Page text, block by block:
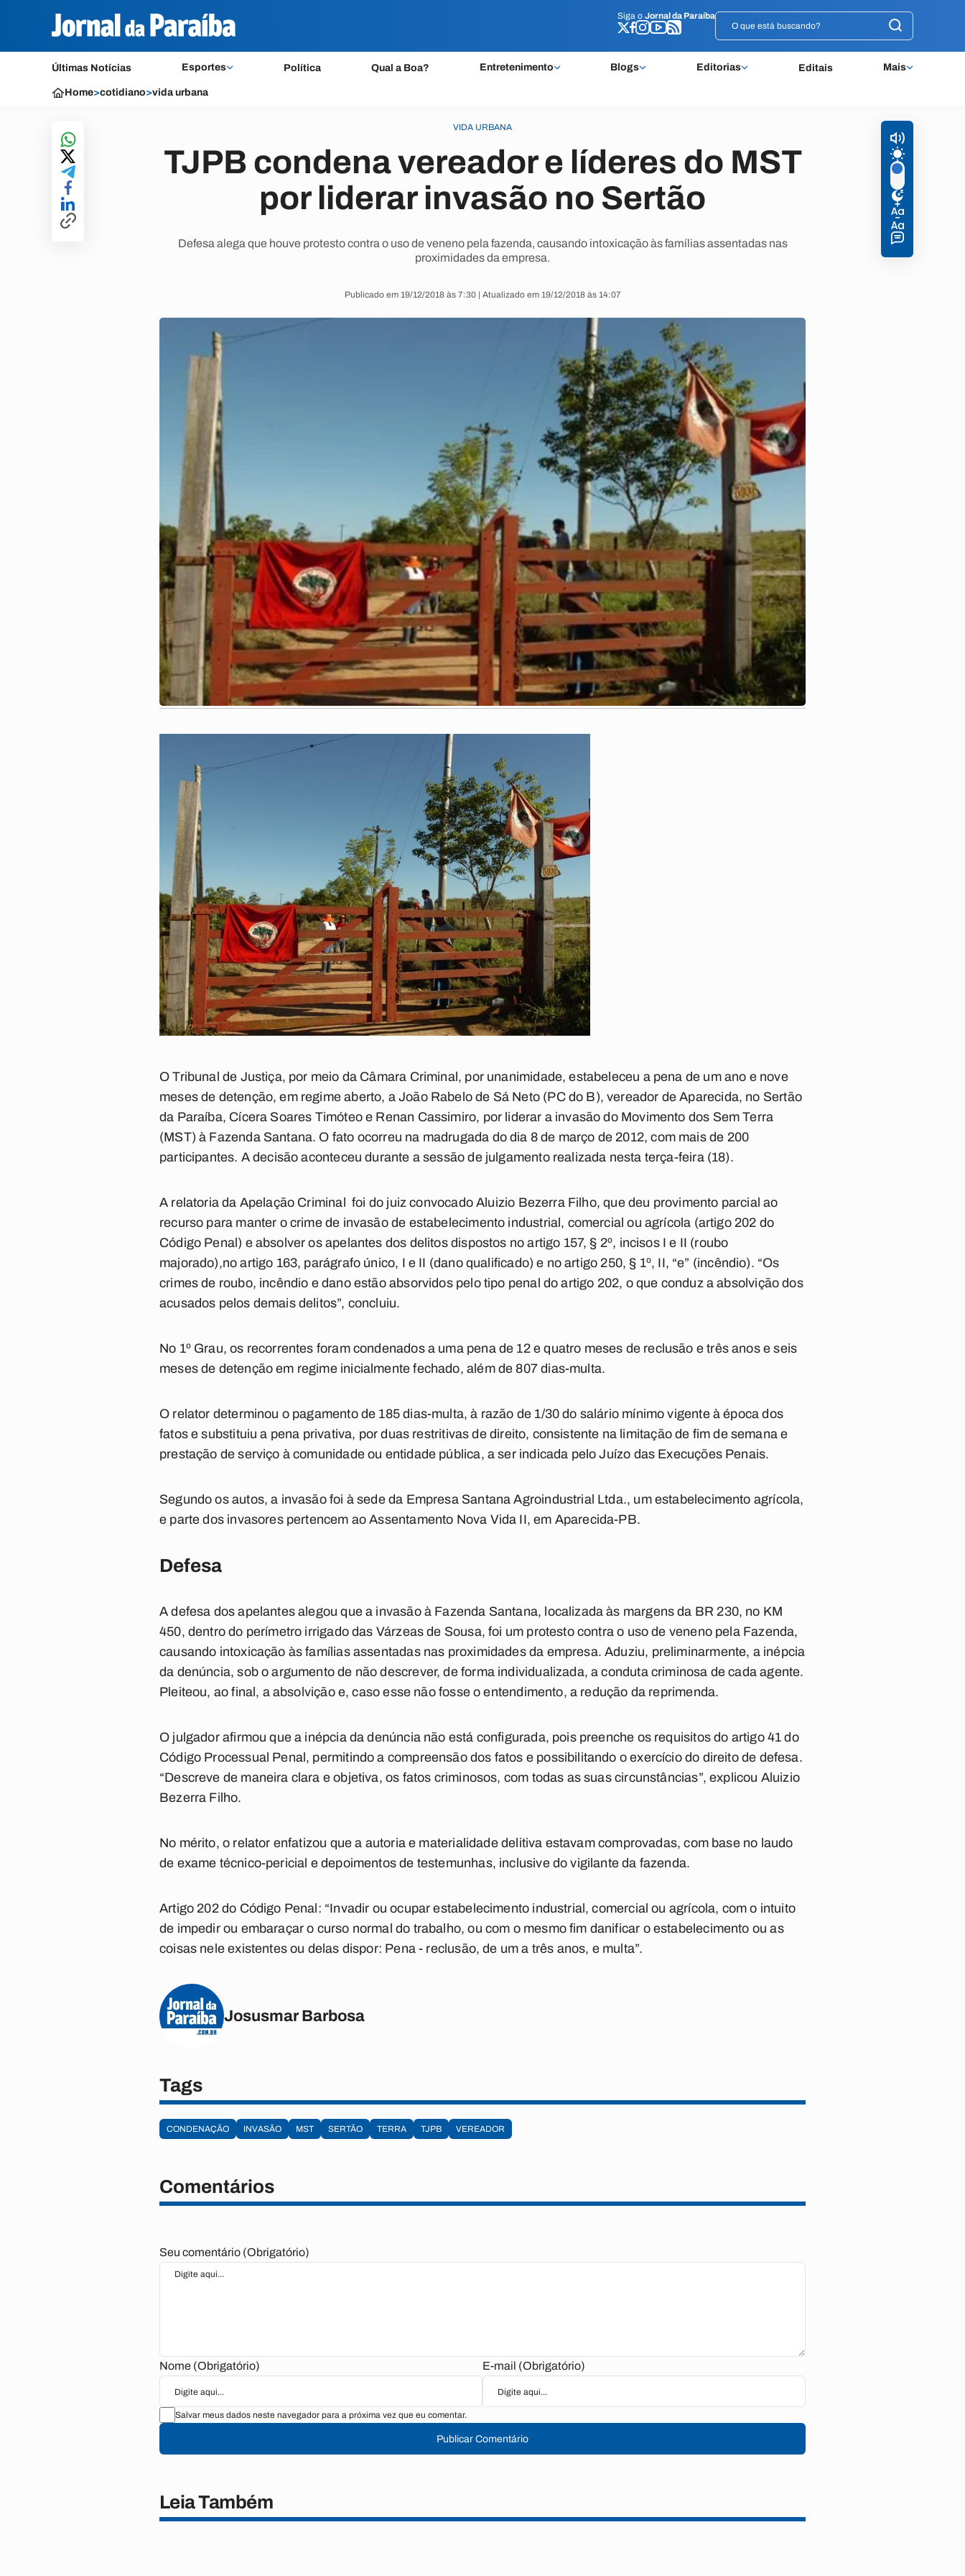
Siga o Jornal da Paraíba
Últimas Notícias Esportes Política Qual a Boa? Entretenimento Blogs Editorias Editais Mais
Siga o Jornal da Paraíba
Home>cotidiano>vida urbana
VIDA URBANA
TJPB condena vereador e líderes do MST
por liderar invasão no Sertão
Defesa alega que houve protesto contra o uso de veneno pela fazenda, causando intoxicação às famílias assentadas nas
proximidades da empresa.
Publicado em 19/12/2018 às 7:30 | Atualizado em 19/12/2018 às 14:07
O Tribunal de Justiça, por meio da Câmara Criminal, por unanimidade, estabeleceu a pena de um ano e nove
meses de detenção, em regime aberto, a João Rabelo de Sá Neto (PC do B), vereador de Aparecida, no Sertão
da Paraíba, Cícera Soares Timóteo e Renan Cassimiro, por liderar a invasão do Movimento dos Sem Terra
(MST) à Fazenda Santana. O fato ocorreu na madrugada do dia 8 de março de 2012, com mais de 200
participantes. A decisão aconteceu durante a sessão de julgamento realizada nesta terça-feira (18).
A relatoria da Apelação Criminal foi do juiz convocado Aluizio Bezerra Filho, que deu provimento parcial ao
recurso para manter o crime de invasão de estabelecimento industrial, comercial ou agrícola (artigo 202 do
Código Penal) e absolver os apelantes dos delitos dispostos no artigo 157, § 2º, incisos I e II (roubo
majorado),no artigo 163, parágrafo único, I e II (dano qualificado) e no artigo 250, § 1º, II, “e” (incêndio). “Os
crimes de roubo, incêndio e dano estão absorvidos pelo tipo penal do artigo 202, o que conduz a absolvição dos
acusados pelos demais delitos”, concluiu.
No 1º Grau, os recorrentes foram condenados a uma pena de 12 e quatro meses de reclusão e três anos e seis
meses de detenção em regime inicialmente fechado, além de 807 dias-multa.
O relator determinou o pagamento de 185 dias-multa, à razão de 1/30 do salário mínimo vigente à época dos
fatos e substituiu a pena privativa, por duas restritivas de direito, consistente na limitação de fim de semana e
prestação de serviço à comunidade ou entidade pública, a ser indicada pelo Juízo das Execuções Penais.
Segundo os autos, a invasão foi à sede da Empresa Santana Agroindustrial Ltda., um estabelecimento agrícola,
e parte dos invasores pertencem ao Assentamento Nova Vida II, em Aparecida-PB.
Defesa
A defesa dos apelantes alegou que a invasão à Fazenda Santana, localizada às margens da BR 230, no KM
450, dentro do perímetro irrigado das Várzeas de Sousa, foi um protesto contra o uso de veneno pela Fazenda,
causando intoxicação às famílias assentadas nas proximidades da empresa. Aduziu, preliminarmente, a inépcia
da denúncia, sob o argumento de não descrever, de forma individualizada, a conduta criminosa de cada agente.
Pleiteou, ao final, a absolvição e, caso esse não fosse o entendimento, a redução da reprimenda.
O julgador afirmou que a inépcia da denúncia não está configurada, pois preenche os requisitos do artigo 41 do
Código Processual Penal, permitindo a compreensão dos fatos e possibilitando o exercício do direito de defesa.
“Descreve de maneira clara e objetiva, os fatos criminosos, com todas as suas circunstâncias”, explicou Aluizio
Bezerra Filho.
No mérito, o relator enfatizou que a autoria e materialidade delitiva estavam comprovadas, com base no laudo
de exame técnico-pericial e depoimentos de testemunhas, inclusive do vigilante da fazenda.
Artigo 202 do Código Penal: “Invadir ou ocupar estabelecimento industrial, comercial ou agrícola, com o intuito
de impedir ou embaraçar o curso normal do trabalho, ou com o mesmo fim danificar o estabelecimento ou as
coisas nele existentes ou delas dispor: Pena - reclusão, de um a três anos, e multa”.
Josusmar Barbosa
Tags
CONDENAÇÃO INVASÃO MST SERTÃO TERRA TJPB VEREADOR
Comentários
Seu comentário (Obrigatório)
Nome (Obrigatório) E-mail (Obrigatório)
Salvar meus dados neste navegador para a próxima vez que eu comentar.
Publicar Comentário
Leia Também